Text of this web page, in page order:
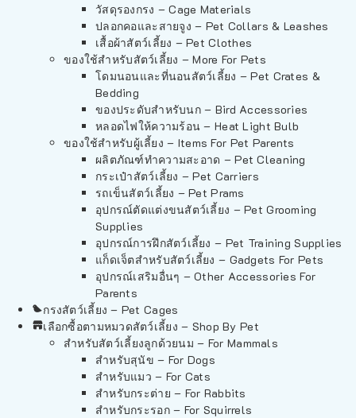
วัสดุรองกรง – Cage Materials
ปลอกคอและสายจูง – Pet Collars & Leashes
เสื้อผ้าสัตว์เลี้ยง – Pet Clothes
ของใช้สำหรับสัตว์เลี้ยง – More For Pets
โดมนอนและที่นอนสัตว์เลี้ยง – Pet Crates &
Bedding
ของประดับสำหรับนก – Bird Accessories
หลอดไฟให้ความร้อน – Heat Light Bulb
ของใช้สำหรับผู้เลี้ยง – Items For Pet Parents
ผลิตภัณฑ์ทำความสะอาด – Pet Cleaning
กระเป๋าสัตว์เลี้ยง – Pet Carriers
รถเข็นสัตว์เลี้ยง – Pet Prams
อุปกรณ์ตัดแต่งขนสัตว์เลี้ยง – Pet Grooming
Supplies
อุปกรณ์การฝึกสัตว์เลี้ยง – Pet Training Supplies
แก็ดเจ็ตสำหรับสัตว์เลี้ยง – Gadgets For Pets
อุปกรณ์เสริมอื่นๆ – Other Accessories For
Parents
กรงสัตว์เลี้ยง – Pet Cages
เลือกซื้อตามหมวดสัตว์เลี้ยง – Shop By Pet
สำหรับสัตว์เลี้ยงลูกด้วยนม – For Mammals
สำหรับสุนัข – For Dogs
สำหรับแมว – For Cats
สำหรับกระต่าย – For Rabbits
สำหรับกระรอก – For Squirrels